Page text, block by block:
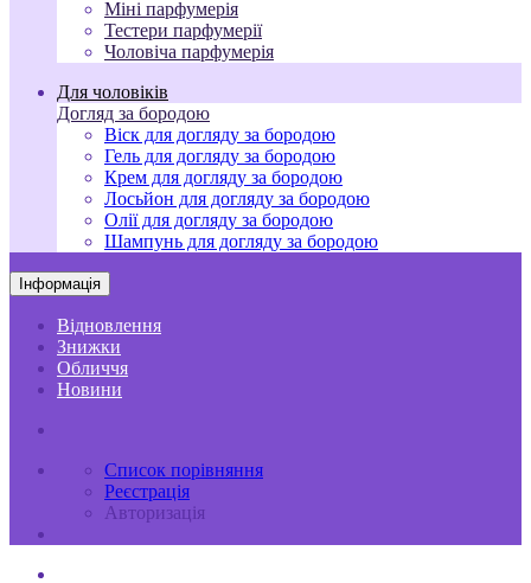
Міні парфумерія
Тестери парфумерії
Чоловіча парфумерія
Для чоловіків
Догляд за бородою
Віск для догляду за бородою
Гель для догляду за бородою
Крем для догляду за бородою
Лосьйон для догляду за бородою
Олії для догляду за бородою
Шампунь для догляду за бородою
Інформація
Відновлення
Знижки
Обличчя
Новини
Список порівняння
Реєстрація
Авторизація